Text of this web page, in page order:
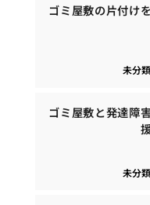
ゴミ屋敷の片付け
未分類
ゴミ屋敷と発達障
未分類